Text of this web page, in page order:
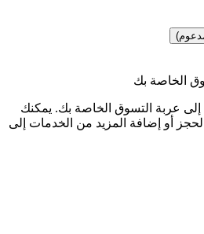
الخاصة بك
عربة التسوق الخاصة بك. يمكنك
أو إضافة المزيد من الخدمات إلى